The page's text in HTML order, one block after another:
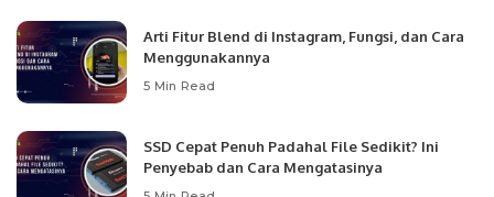
Arti Fitur Blend di Instagram, Fungsi, dan Cara
Menggunakannya
5 Min Read
SSD Cepat Penuh Padahal File Sedikit? Ini
Penyebab dan Cara Mengatasinya